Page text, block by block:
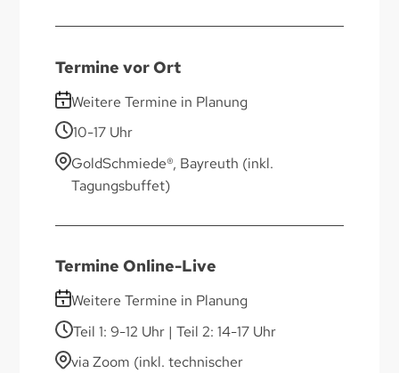
Termine vor Ort
Weitere Termine in Planung
10-17 Uhr
GoldSchmiede®, Bayreuth (inkl.
Tagungsbuffet)
Termine Online-Live
Weitere Termine in Planung
Teil 1: 9-12 Uhr | Teil 2: 14-17 Uhr
via Zoom (inkl. technischer